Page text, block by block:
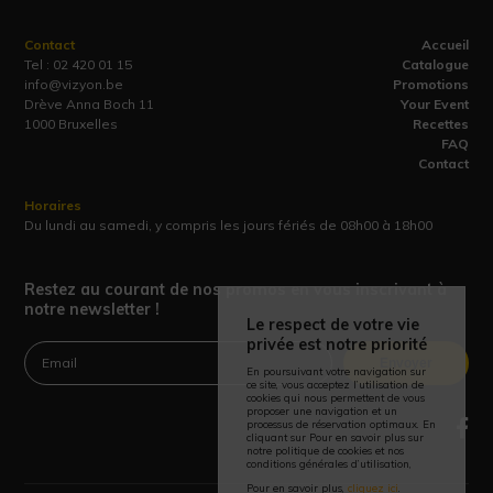
Accueil
Catalogue
Promotions
Your Event
Recettes
FAQ
Contact
Contact
Tel : 02 420 01 15
info@vizyon.be
Drève Anna Boch 11
1000 Bruxelles
Horaires
Du lundi au samedi, y compris les jours fériés de 08h00 à 18h00
Restez au courant de nos promos en vous inscrivant à
notre newsletter !
Le respect de votre vie
privée est notre priorité
En poursuivant votre navigation sur
ce site, vous acceptez l’utilisation de
cookies qui nous permettent de vous
proposer une navigation et un
processus de réservation optimaux. En
cliquant sur Pour en savoir plus sur
notre politique de cookies et nos
conditions générales d’utilisation,
Pour en savoir plus, cliquez ici